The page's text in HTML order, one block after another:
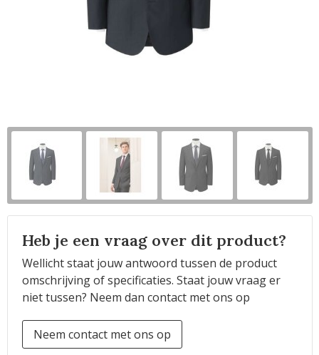
Heb je een vraag over dit product?
Wellicht staat jouw antwoord tussen de product
omschrijving of specificaties. Staat jouw vraag er
niet tussen? Neem dan contact met ons op
Neem contact met ons op